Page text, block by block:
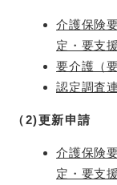
介護保険
定・要支
要介護（
認定調査
（2)更新申請​
介護保険
定・要支